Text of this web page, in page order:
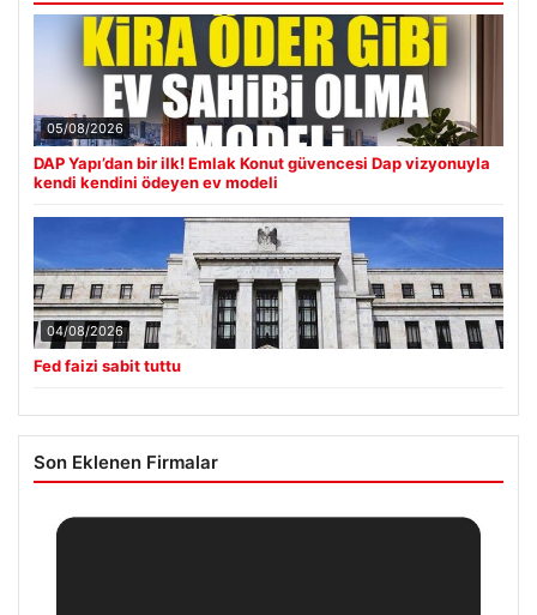
05/08/2026
DAP Yapı’dan bir ilk! Emlak Konut güvencesi Dap vizyonuyla
kendi kendini ödeyen ev modeli
04/08/2026
Fed faizi sabit tuttu
Son Eklenen Firmalar